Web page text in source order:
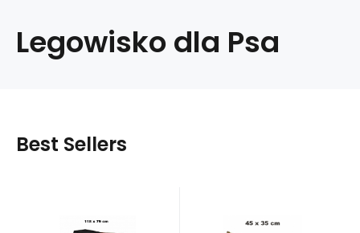
Legowisko dla Psa
Best Sellers
Code:ANIMAL-
EAN:
En stock Code:ANIMAL-
EAN:
En stock 104